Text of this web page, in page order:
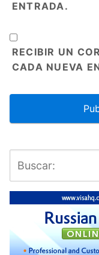
ENTRADA.
RECIBIR UN
CADA NUEVA